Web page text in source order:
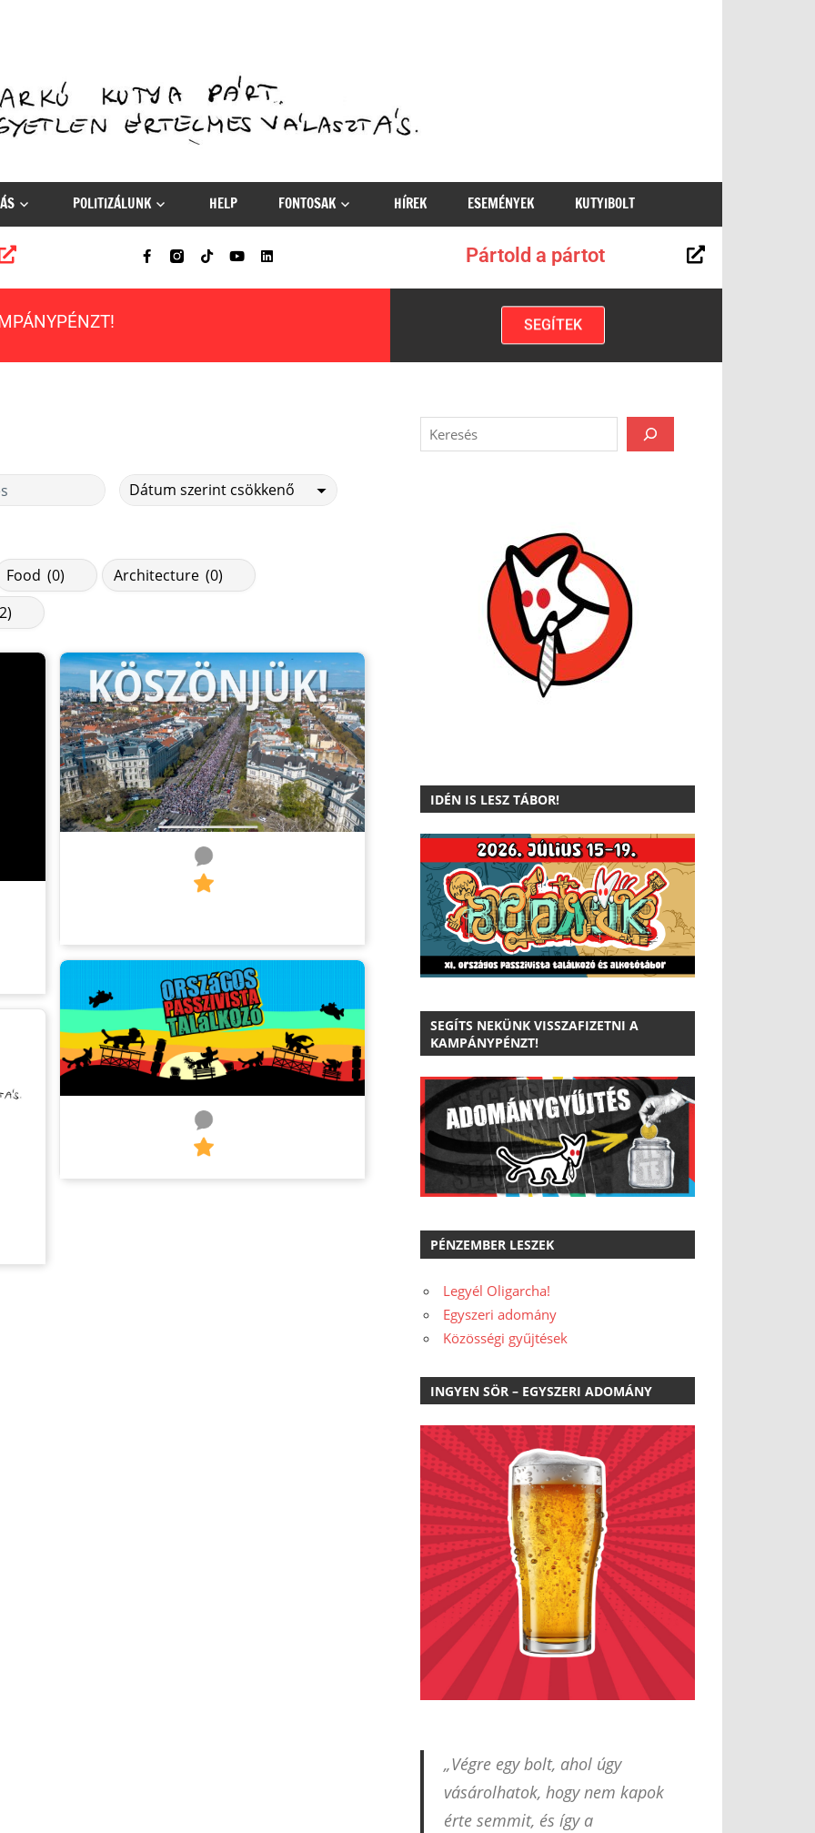
POLITIZÁLUNK HELP FONTOSAK HÍREK ESEMÉNYEK KUTYIBOLT
Pártold a pártot
SEGÍTEK
Food (0) Architecture (0)
IDÉN IS LESZ TÁBOR!
SEGÍTS NEKÜNK VISSZAFIZETNI A
KAMPÁNYPÉNZT!
PÉNZEMBER LESZEK
Legyél Oligarcha!
Egyszeri adomány
Közösségi gyűjtések
INGYEN SÖR – EGYSZERI ADOMÁNY
„Végre egy bolt, ahol úgy
vásárolhatok, hogy nem kapok
érte semmit, és így a